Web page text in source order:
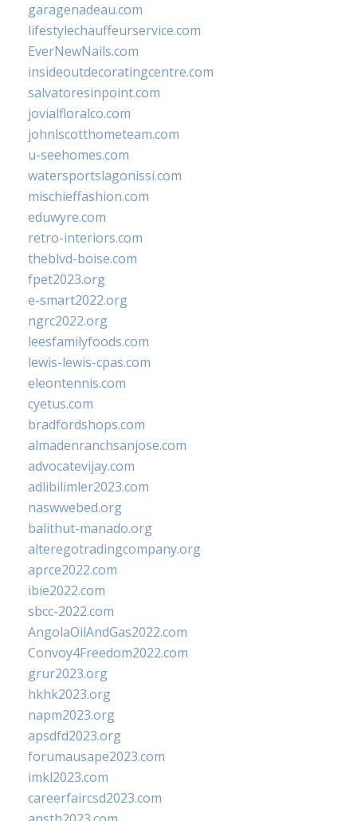
garagenadeau.com
lifestylechauffeurservice.com
EverNewNails.com
insideoutdecoratingcentre.com
salvatoresinpoint.com
jovialfloralco.com
johnlscotthometeam.com
u-seehomes.com
watersportslagonissi.com
mischieffashion.com
eduwyre.com
retro-interiors.com
theblvd-boise.com
fpet2023.org
e-smart2022.org
ngrc2022.org
leesfamilyfoods.com
lewis-lewis-cpas.com
eleontennis.com
cyetus.com
bradfordshops.com
almadenranchsanjose.com
advocatevijay.com
adlibilimler2023.com
naswwebed.org
balithut-manado.org
alteregotradingcompany.org
aprce2022.com
ibie2022.com
sbcc-2022.com
AngolaOilAndGas2022.com
Convoy4Freedom2022.com
grur2023.org
hkhk2023.org
napm2023.org
apsdfd2023.org
forumausape2023.com
imkl2023.com
careerfaircsd2023.com